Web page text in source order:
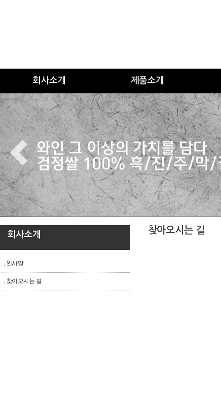
회사소개 제품소개
회사소개
인사말
찾아오시는 길
찾아오시는 길